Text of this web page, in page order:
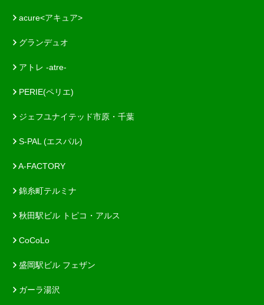
acure<アキュア>
グランデュオ
アトレ -atre-
PERIE(ペリエ)
ジェフユナイテッド市原・千葉
S-PAL (エスパル)
A-FACTORY
錦糸町テルミナ
秋田駅ビル トピコ・アルス
CoCoLo
盛岡駅ビル フェザン
ガーラ湯沢